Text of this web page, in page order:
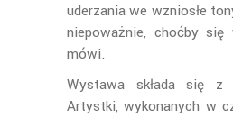
uderzania we wzniosłe
niepoważnie, choćby się
mówi.
Wystawa składa się z
Artystki, wykonanych w